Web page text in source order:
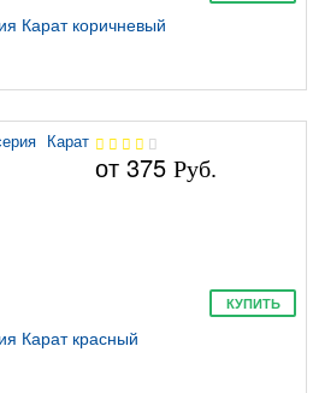
Карат коричневый
от375 Руб.
КУПИТЬ
Карат красный